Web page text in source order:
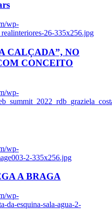
wp-
26-335x256.jpg
CALÇADA”, NO
CONCEITO
wp-
wp-
2-335x256.jpg
A BRAGA
wp-
da-esquina-sala-agua-2-